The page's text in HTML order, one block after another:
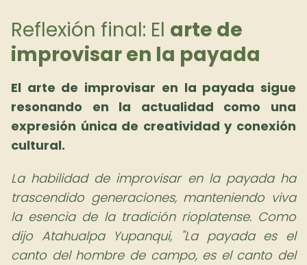
Reflexión final: El arte de
improvisar en la payada
El arte de improvisar en la payada sigue
resonando en la actualidad como una
expresión única de creatividad y conexión
cultural.
La habilidad de improvisar en la payada ha
trascendido generaciones, manteniendo viva
la esencia de la tradición rioplatense. Como
dijo Atahualpa Yupanqui, "La payada es el
canto del hombre de campo, es el canto del